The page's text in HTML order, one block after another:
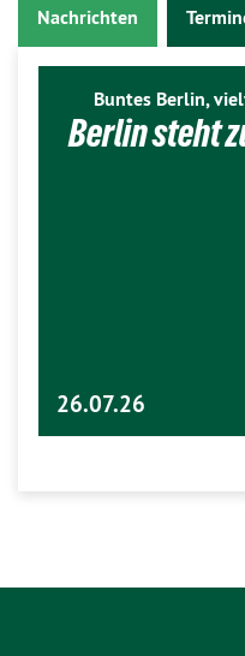
Nachrichten
Buntes Berlin,
Berlin steht
26.07.26